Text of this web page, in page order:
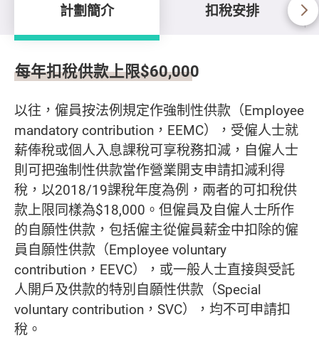
計劃簡介 扣稅安排
計劃簡介
每年扣稅供款上限$60,000
以往，僱員按法例規定作強制性供款（Employee
mandatory contribution，EEMC），受僱人士就
薪俸稅或個人入息課稅可享稅務扣減，自僱人士
則可把強制性供款當作營業開支申請扣減利得
稅，以2018/19課稅年度為例，兩者的可扣稅供
款上限同樣為$18,000。但僱員及自僱人士所作
的自願性供款，包括僱主從僱員薪金中扣除的僱
員自願性供款（Employee voluntary
contribution，EEVC），或一般人士直接與受託
人開戶及供款的特別自願性供款（Special
voluntary contribution，SVC），均不可申請扣
稅。